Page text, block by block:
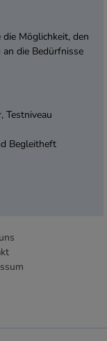
Möglichkeit, den
die Bedürfnisse
Testniveau
Begleitheft